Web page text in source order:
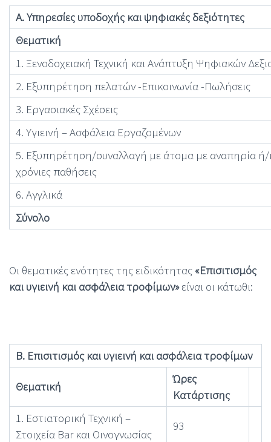
Α. Υπηρεσίες υποδοχής και ψηφιακές δεξιότητες
Θεματική
1. Ξενοδοχειακή Τεχνική και Ανάπτυξη Ψηφιακών
2. Εξυπηρέτηση πελατών -Επικοινωνία -Πωλήσεις
3. Εργασιακές Σχέσεις
4. Υγιεινή – Ασφάλεια Εργαζομένων
5. Εξυπηρέτηση/συναλλαγή με άτομα με αναπηρία ή/
χρόνιες παθήσεις
6. Αγγλικά
Σύνολο
Οι θεματικές ενότητες της ειδικότητας «Επισιτισμός
και υγιεινή και ασφάλεια τροφίμων»είναι οι κάτωθι:
Β. Επισιτισμός και υγιεινή και ασφάλεια τροφίμων
Θεματική
Ώρες
Κατάρτισης
1. Εστιατορική Τεχνική –
Στοιχεία Bar και Οινογνωσίας
93